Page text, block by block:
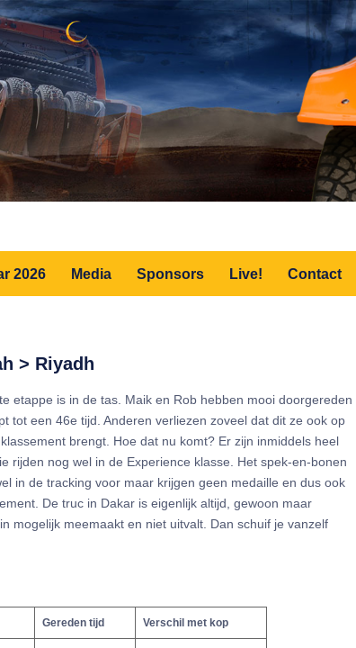
2026 Media Sponsors Live! Contact
> Riyadh
etappe is in de tas. Maik en Rob hebben mooi doorgereden
tot een 46e tijd. Anderen verliezen zoveel dat dit ze ook op
brengt. Hoe dat nu komt? Er zijn inmiddels heel
rijden nog wel in de Experience klasse. Het spek-en-bonen
in de tracking voor maar krijgen geen medaille en dus ook
De truc in Dakar is eigenlijk altijd, gewoon maar
mogelijk meemaakt en niet uitvalt. Dan schuif je vanzelf
Gereden tijd Verschil met kop